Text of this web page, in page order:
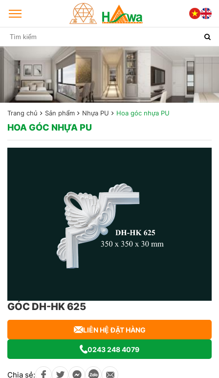
Trang chủ Sản phẩm Nhựa PU Hoa góc nhựa PU
HOA GÓC NHỰA PU
GÓC DH-HK 625
LIÊN HỆ ĐẶT HÀNG
0243 248 4079
Chia sẻ: